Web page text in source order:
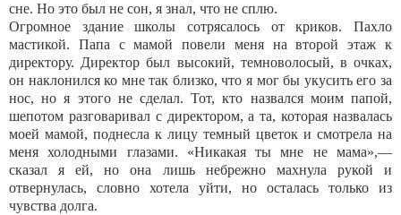
сне. Но это был не сон, я знал, что не сплю.
Огромное здание школы сотрясалось от криков. Пахло
мастикой. Папа с мамой повели меня на второй этаж к
директору. Директор был высокий, темноволосый, в очках,
он наклонился ко мне так близко, что я мог бы укусить его за
нос, но я этого не сделал. Тот, кто назвался моим папой,
шепотом разговаривал с директором, а та, которая назвалась
моей мамой, поднесла к лицу темный цветок и смотрела на
меня холодными глазами. «Никакая ты мне не мама»,—
сказал я ей, но она лишь небрежно махнула рукой и
отвернулась, словно хотела уйти, но осталась только из
чувства долга.